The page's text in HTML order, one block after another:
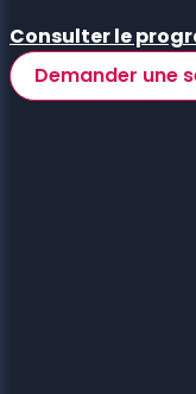
Consulter le
Demander une